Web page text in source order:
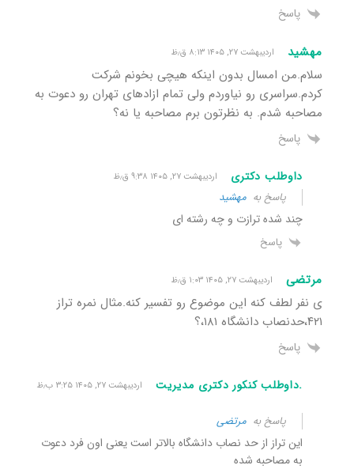
پاسخ
مهشید اردیبهشت ۲۷, ۱۴۰۵ ۸:۱۳ ق٫ظ
سلام.من امسال بدون اینکه هیچی بخونم شرکت
کردم.سراسری رو نیاوردم ولی تمام ازادهای تهران رو دعوت به
مصاحبه شدم. به نظرتون برم مصاحبه یا نه؟
پاسخ
داوطلب دکتری اردیبهشت ۲۷, ۱۴۰۵ ۹:۳۸ ق٫ظ
پاسخ به مهشید
چند شده ترازت و چه رشته ای
پاسخ
مرتضی اردیبهشت ۲۷, ۱۴۰۵ ۱:۰۳ ق٫ظ
ی نفر لطف کنه این موضوع رو تفسیر کنه.مثال نمره تراز
۴۲۱،حدنصاب دانشگاه ۱۸۱،؟
پاسخ
.داوطلب کنکور دکتری مدیریت اردیبهشت ۲۷, ۱۴۰۵ ۳:۲۵ ب٫ظ
پاسخ به مرتضی
این تراز از حد نصاب دانشگاه بالاتر است یعنی اون فرد دعوت
به مصاحبه شده